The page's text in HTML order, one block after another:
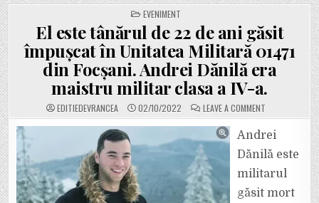
POSTED
IN
EVENIMENT
El este tânărul de 22 de ani găsit
împușcat în Unitatea Militară 01471
din Focșani. Andrei Dănilă era
maistru militar clasa a IV-a.
EDITIEDEVRANCEA 02/10/2022 LEAVE A COMMENT
EL
TÂNĂRUL
DE
22
DE
GĂSIT
ÎN
Andrei
Dănilă este
militarul
găsit mort